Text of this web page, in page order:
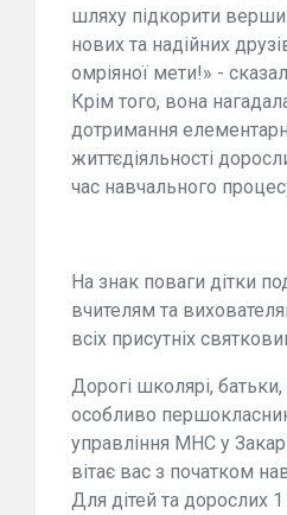
шляху підкорити
нових та надійних
омріяної мети!» -
Крім того, вона
дотримання
життєдіяльності
час навчального
На знак поваги дітки
вчителям та
всіх присутніх
Дорогі школярі, батьки,
особливо
управління МНС у
вітає вас з початком
Для дітей та дорослих